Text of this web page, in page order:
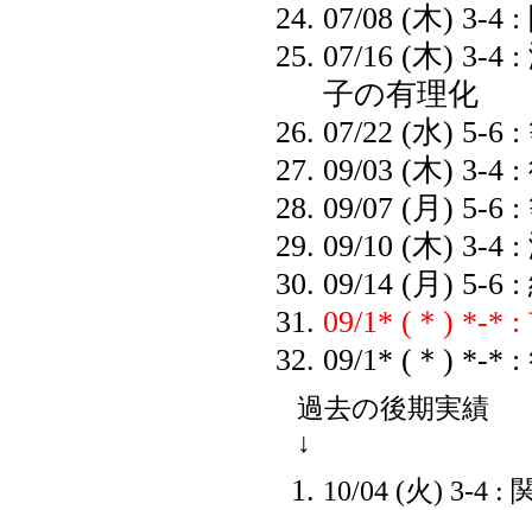
07/08 (木) 3-4 :
07/16 (木) 3-4 :
子の有理化
07/22 (水) 5-6 :
09/03 (木) 3-4 :
09/07 (月) 5-6 :
09/10 (木) 3-4 :
09/14 (月) 5-6
09/1* (＊) *-* :
09/1* (＊) *-* :
過去の後期実績
↓
10/04 (火) 3-4 :